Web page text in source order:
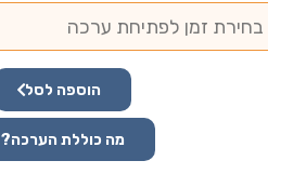
הוספה לסל
מה כוללת הערכה?